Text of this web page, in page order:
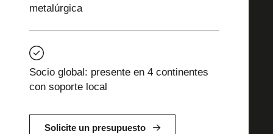
metalúrgica
Socio global: presente en 4 continentes
con soporte local
Solicite un presupuesto